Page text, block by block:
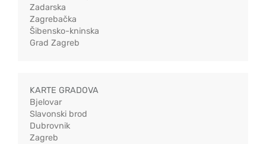
Zadarska
Zagrebačka
Šibensko-kninska
Grad Zagreb
KARTE GRADOVA
Bjelovar
Slavonski brod
Dubrovnik
Zagreb